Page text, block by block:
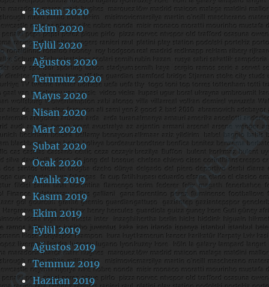
Kasım 2020
Ekim 2020
Eylül 2020
Ağustos 2020
Temmuz 2020
Mayıs 2020
Nisan 2020
Mart 2020
Şubat 2020
Ocak 2020
Aralık 2019
Kasım 2019
Ekim 2019
Eylül 2019
Ağustos 2019
Temmuz 2019
Haziran 2019